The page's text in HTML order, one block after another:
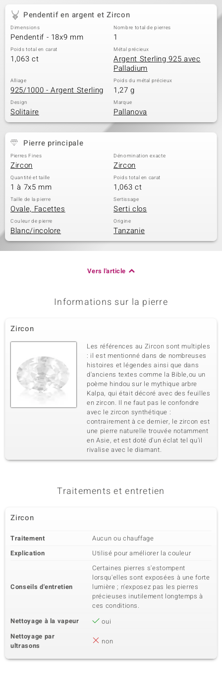
Pendentif en argent et Zircon
Dimensions
Pendentif - 18x9 mm
Nombre total de pierres
1
Poids total en carat
1,063 ct
Métal précieux
Argent Sterling 925 avec
Palladium
Alliage
925/1000 - Argent Sterling
Poids du métal précieux
1,27 g
Design
Solitaire
Marque
Pallanova
Pierre principale
Pierres Fines
Zircon
Dénomination exacte
Zircon
Quantité et taille
1 à 7x5 mm
Poids total en carat
1,063 ct
Taille de la pierre
Ovale, Facettes
Sertissage
Serti clos
Couleur de pierre
Blanc/incolore
Origine
Tanzanie
Vers l'article
Informations sur la pierre
Zircon
Les références au Zircon sont multiples
: il est mentionné dans de nombreuses
histoires et légendes ainsi que dans
d'anciens textes comme la Bible,ou un
poème hindou sur le mythique arbre
Kalpa, qui était décoré avec des feuilles
en zircon. Il ne faut pas le confondre
avec le zircon synthétique :
contrairement à ce dernier, le zircon est
une pierre naturelle trouvée notamment
en Asie, et est doté d'un éclat tel qu'il
rivalise avec le diamant.
Traitements et entretien
Zircon
Traitement
Aucun ou chauffage
Explication
Utilisé pour améliorer la couleur
Conseils d'entretien
Certaines pierres s'estompent
lorsqu'elles sont exposées à une forte
lumière ; n'exposez pas les pierres
précieuses inutilement longtemps à
ces conditions.
Nettoyage à la vapeur
oui
Nettoyage par
ultrasons
non